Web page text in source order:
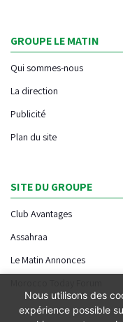
GROUPE LE MATIN
Qui sommes-nous
La direction
Publicité
Plan du site
SITE DU GROUPE
Club Avantages
Assahraa
Le Matin Annonces
Nous utilisons des
expérience possible